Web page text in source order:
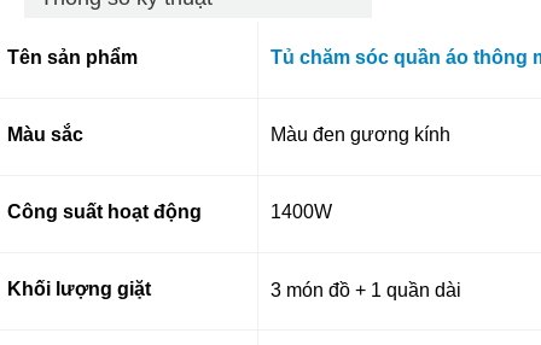
Tên sản phẩm Tủ chăm sóc quần áo thông
Màu sắc Màu đen gương kính
Công suất hoạt động 1400W
Khối lượng giặt 3 món đồ + 1 quần dài